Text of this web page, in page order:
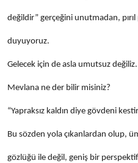
değildir” gerçeğini unutmadan,
duyuyoruz.
Gelecek için de asla umutsuz değiliz.
Mevlana ne der bilir misiniz?
“Yapraksız kaldın diye gövdeni
Bu sözden yola çıkanlardan olup,
gözlüğü ile değil, geniş bir